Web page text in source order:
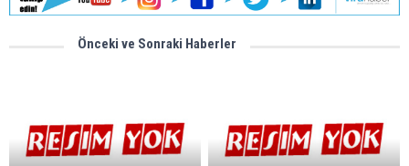
Önceki ve Sonraki Haberler